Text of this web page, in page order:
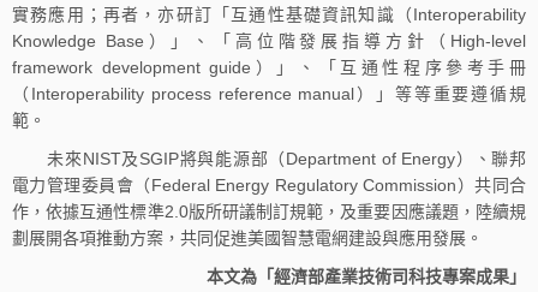
實務應用；再者，亦研訂「互通性基礎資訊知識（Interoperability
Knowledge Base）」、「高位階發展指導方針（High-level
framework development guide）」、「互通性程序參考手冊
（Interoperability process reference manual）」等等重要遵循規
範。
未來NIST及SGIP將與能源部（Department of Energy）、聯邦
電力管理委員會（Federal Energy Regulatory Commission）共同合
作，依據互通性標準2.0版所研議制訂規範，及重要因應議題，陸續規
劃展開各項推動方案，共同促進美國智慧電網建設與應用發展。
本文為「經濟部產業技術司科技專案成果」